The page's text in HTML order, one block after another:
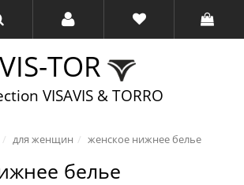
VIS-TOR
VISAVIS & TORRO
для женщин женское нижнее белье
белье